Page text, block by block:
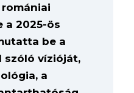
a 2025-ös
be a
szóló vízióját,
a